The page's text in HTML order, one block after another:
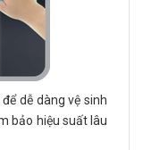
dễ dàng vệ sinh
bảo hiệu suất lâu